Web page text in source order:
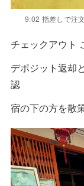
9:02 指差しで注
チェックアウト
デポジット返却
認
宿の下の方を散